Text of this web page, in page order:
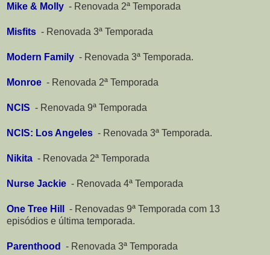
Mike & Molly - Renovada 2ª Temporada
Misfits - Renovada 3ª Temporada
Modern Family - Renovada 3ª Temporada.
Monroe - Renovada 2ª Temporada
NCIS - Renovada 9ª Temporada
NCIS: Los Angeles - Renovada 3ª Temporada.
Nikita - Renovada 2ª Temporada
Nurse Jackie - Renovada 4ª Temporada
One Tree Hill - Renovadas 9ª Temporada com 13
episódios e última temporada.
Parenthood - Renovada 3ª Temporada